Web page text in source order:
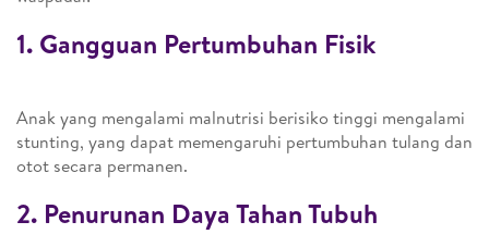
1. Gangguan Pertumbuhan Fisik
Anak yang mengalami malnutrisi berisiko tinggi mengalami
stunting, yang dapat memengaruhi pertumbuhan tulang dan
otot secara permanen.
2. Penurunan Daya Tahan Tubuh